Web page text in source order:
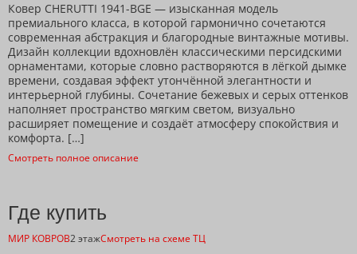
Ковер CHERUTTI 1941-BGE — изысканная модель
премиального класса, в которой гармонично сочетаются
современная абстракция и благородные винтажные мотивы.
Дизайн коллекции вдохновлён классическими персидскими
орнаментами, которые словно растворяются в лёгкой дымке
времени, создавая эффект утончённой элегантности и
интерьерной глубины. Сочетание бежевых и серых оттенков
наполняет пространство мягким светом, визуально
расширяет помещение и создаёт атмосферу спокойствия и
комфорта. […]
Смотреть полное описание
Где купить
МИР КОВРОВ2 этажСмотреть на схеме ТЦ